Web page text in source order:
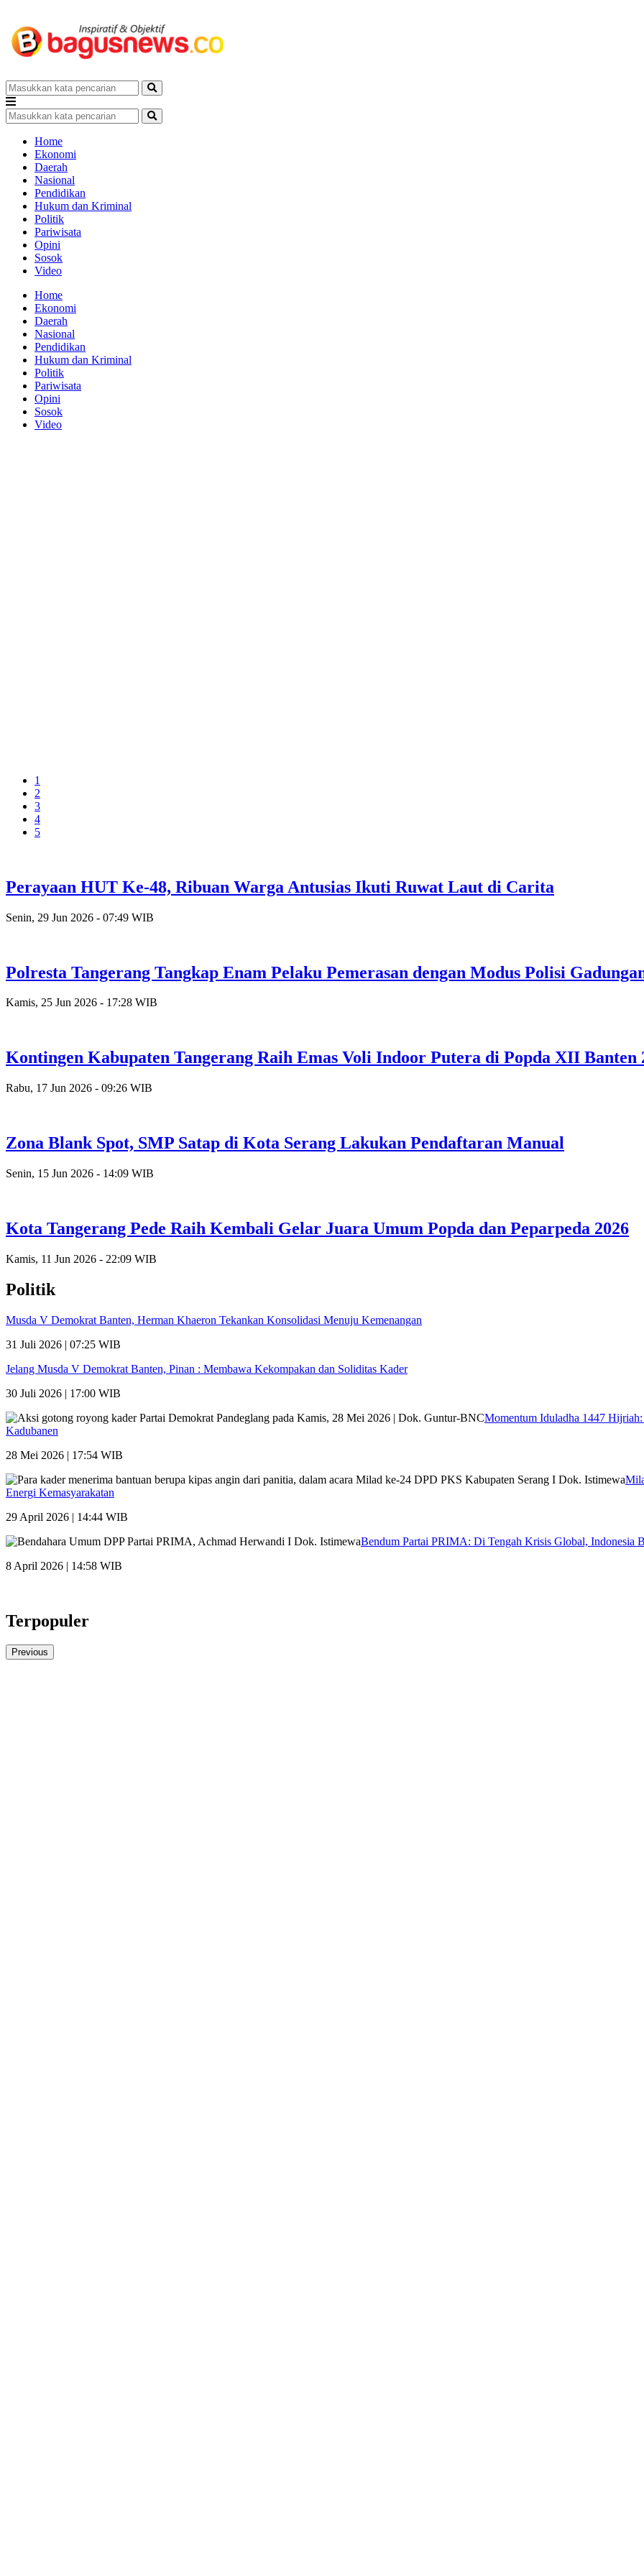
Home
Ekonomi
Daerah
Nasional
Pendidikan
Hukum dan Kriminal
Politik
Pariwisata
Opini
Sosok
Video
Home
Ekonomi
Daerah
Nasional
Pendidikan
Hukum dan Kriminal
Politik
Pariwisata
Opini
Sosok
Video
1
2
3
4
5
Perayaan HUT Ke-48, Ribuan Warga Antusias Ikuti Ruwat Laut di Carita
Senin, 29 Jun 2026 - 07:49 WIB
Polresta Tangerang Tangkap Enam Pelaku Pemerasan dengan Modus Polisi
Kamis, 25 Jun 2026 - 17:28 WIB
Kontingen Kabupaten Tangerang Raih Emas Voli Indoor Putera di Popda XII Banten
Rabu, 17 Jun 2026 - 09:26 WIB
Zona Blank Spot, SMP Satap di Kota Serang Lakukan Pendaftaran Manual
Senin, 15 Jun 2026 - 14:09 WIB
Kota Tangerang Pede Raih Kembali Gelar Juara Umum Popda dan Peparpeda 2026
Kamis, 11 Jun 2026 - 22:09 WIB
Politik
Musda V Demokrat Banten, Herman Khaeron Tekankan Konsolidasi Menuju Kemenangan
31 Juli 2026 | 07:25 WIB
Jelang Musda V Demokrat Banten, Pinan : Membawa Kekompakan dan Soliditas Kader
30 Juli 2026 | 17:00 WIB
Momentum Iduladha 1447
Kadubanen
28 Mei 2026 | 17:54 WIB
Energi Kemasyarakatan
29 April 2026 | 14:44 WIB
Bendum Partai PRIMA: Di Tengah Krisis Global, Indonesia
8 April 2026 | 14:58 WIB
Terpopuler
Previous